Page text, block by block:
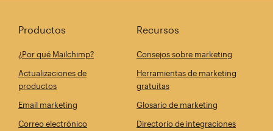
Productos
¿Por qué Mailchimp?
Actualizaciones de
productos
Email marketing
Correo electrónico
Recursos
Consejos sobre marketing
Herramientas de marketing
gratuitas
Glosario de marketing
Directorio de integraciones